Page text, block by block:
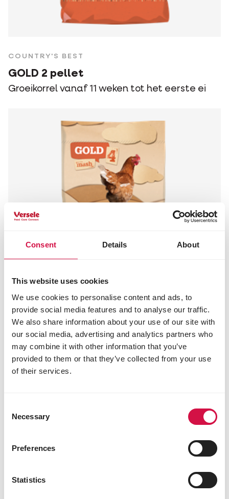
Consent Details About
This website uses cookies
We use cookies to personalise content and ads, to
provide social media features and to analyse our traffic.
We also share information about your use of our site with
our social media, advertising and analytics partners who
may combine it with other information that you’ve
provided to them or that they’ve collected from your use
of their services.
Selection
Necessary
Preferences
Statistics
COUNTRY'S BEST
GOLD 2 pellet
Groeikorrel vanaf 11 weken tot het eerste ei
Legmeel voor een extra rode dooier vanaf het